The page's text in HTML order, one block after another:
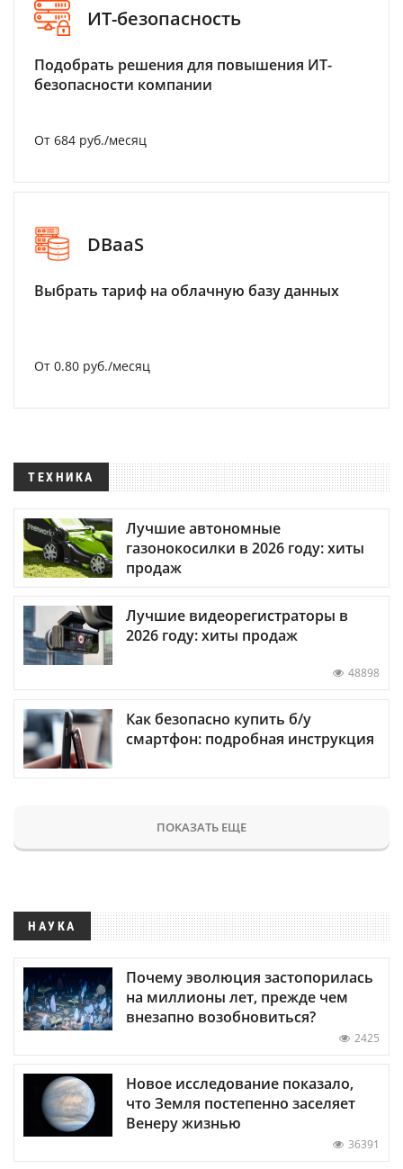
ИТ-безопасность
Подобрать решения для повышения ИТ-
безопасности компании
От 684 руб./месяц
DBaaS
Выбрать тариф на облачную базу данных
От 0.80 руб./месяц
ТЕХНИКА
Лучшие автономные
газонокосилки в 2026 году: хиты
продаж
Лучшие видеорегистраторы в
2026 году: хиты продаж
48898
Как безопасно купить б/у
смартфон: подробная инструкция
ПОКАЗАТЬ ЕЩЕ
НАУКА
Почему эволюция застопорилась
на миллионы лет, прежде чем
внезапно возобновиться?
2425
Новое исследование показало,
что Земля постепенно заселяет
Венеру жизнью
36391